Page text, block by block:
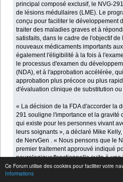
Ce Forum utilise des cookies pour faciliter votre
Informations
principal composé exclusif, le NVG-
de lésions médullaires (LME). Le
conçu pour faciliter le développement
traiter des maladies graves et à
satisfaits, dans le cadre de l'objectif de
nouveaux médicaments importants
également l'éligibilité à la fois à
le processus d'examen du
(NDA), et à l'approbation accélérée,
approbation plus précoce ou plus
d'évaluation clinique de substitution
« La décision de la FDA d'accorder la
291 souligne l'importance et la gravité
qui existe pour les personnes vivant
leurs soignants », a déclaré Mike
de NervGen . « Nous pensons que le
premier traitement approuvé indiqué
neurologique/fonctionnelle suite à
nous sommes impatients de travailler
FDA dans le processus de